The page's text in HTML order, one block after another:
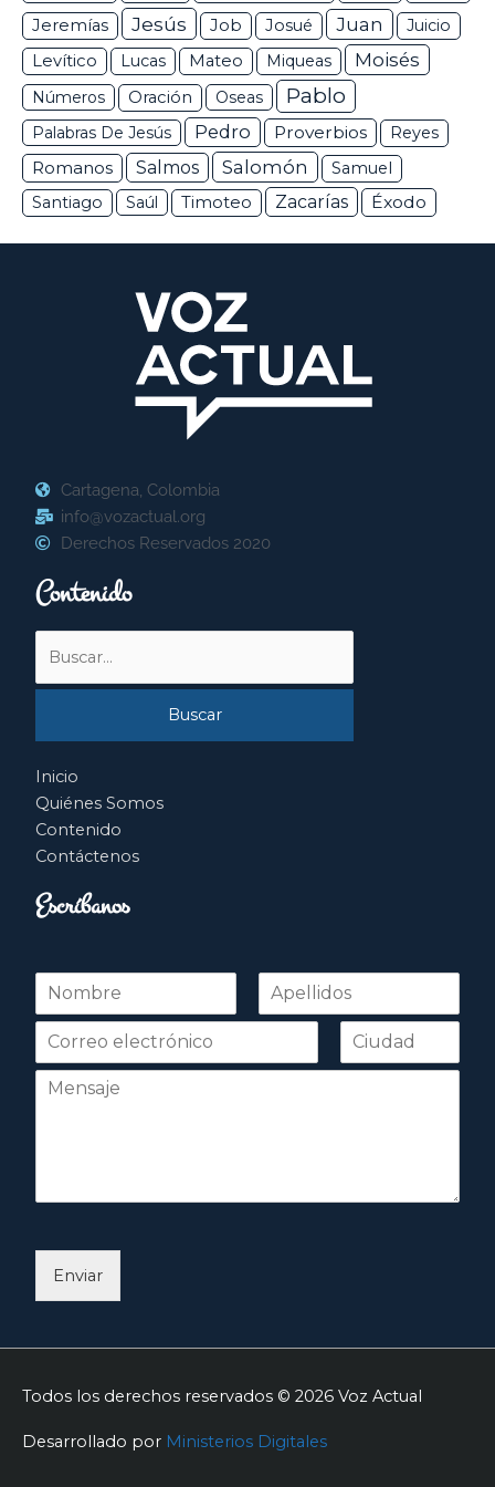
Jeremías Jesús Job Josué Juan
Juicio
Levítico
Lucas Mateo Miqueas Moisés
Números Oración Oseas Pablo
Palabras De Jesús Pedro Proverbios Reyes
Romanos Salmos Salomón
Samuel
Santiago
Saúl Timoteo Zacarías Éxodo
Cartagena, Colombia
info@vozactual.org
Derechos Reservados 2020
Contenido
por:
Inicio
Quiénes Somos
Contenido
Contáctenos
Escríbanos
N
m
r
Nombre Apellidos
Enviar
Todos los derechos reservados © 2026 Voz Actual
Desarrollado por Ministerios Digitales